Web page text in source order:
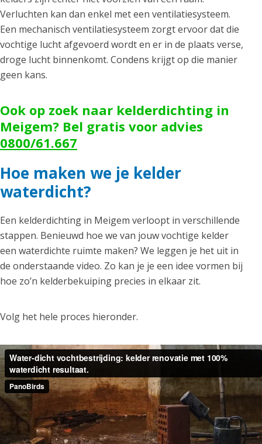
Verluchten kan dan enkel met een ventilatiesysteem.
Een mechanisch ventilatiesysteem zorgt ervoor dat die
vochtige lucht afgevoerd wordt en er in de plaats verse,
droge lucht binnenkomt. Condens krijgt op die manier
geen kans.
Ook op zoek naar kelderdichting in
Meigem? Bel gratis voor advies
0800/61.667
Hoe maken we je kelder
waterdicht?
Een kelderdichting in Meigem verloopt in verschillende
stappen. Benieuwd hoe we van jouw vochtige kelder
een waterdichte ruimte maken? We leggen je het uit in
de onderstaande video. Zo kan je je een idee vormen bij
hoe zo’n kelderbekuiping precies in elkaar zit.
Volg het hele proces hieronder.